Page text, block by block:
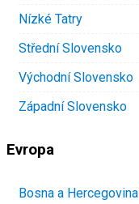
Nízké Tatry
Střední Slovensko
Východní Slovensko
Západní Slovensko
Evropa
Bosna a Hercegovina